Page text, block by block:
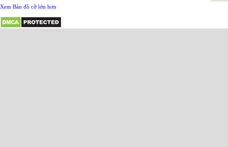
Xem Bản đồ cỡ lớn hơn